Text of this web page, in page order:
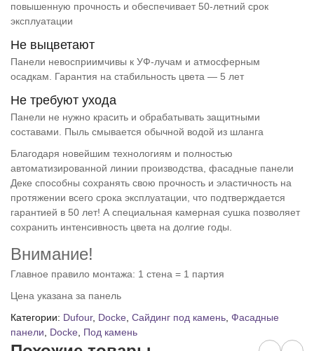
повышенную прочность и обеспечивает 50-летний срок
эксплуатации
Не выцветают
Панели невосприимчивы к УФ-лучам и атмосферным
осадкам. Гарантия на стабильность цвета — 5 лет
Не требуют ухода
Панели не нужно красить и обрабатывать защитными
составами. Пыль смывается обычной водой из шланга
Благодаря новейшим технологиям и полностью
автоматизированной линии производства, фасадные панели
Деке способны сохранять свою прочность и эластичность на
протяжении всего срока эксплуатации, что подтверждается
гарантией в 50 лет! А специальная камерная сушка позволяет
сохранить интенсивность цвета на долгие годы.
Внимание!
Главное правило монтажа: 1 стена = 1 партия
Цена указана за панель
Категории: Dufour, Docke Сайдинг под камень Фасадные
панели
Docke Под камень